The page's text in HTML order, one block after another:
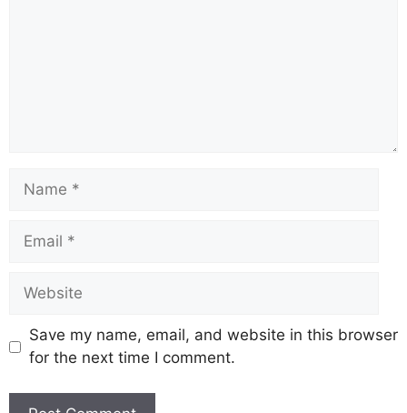
Save my name, email, and website in this browser
for the next time I comment.